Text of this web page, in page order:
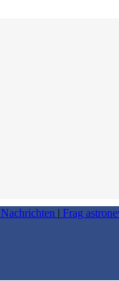
Nachrichten | Frag